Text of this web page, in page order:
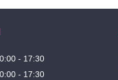
17:30
17:30